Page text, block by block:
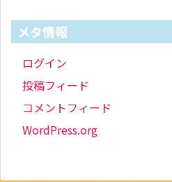
メタ情報
ログイン
投稿フィード
コメントフィード
WordPress.org